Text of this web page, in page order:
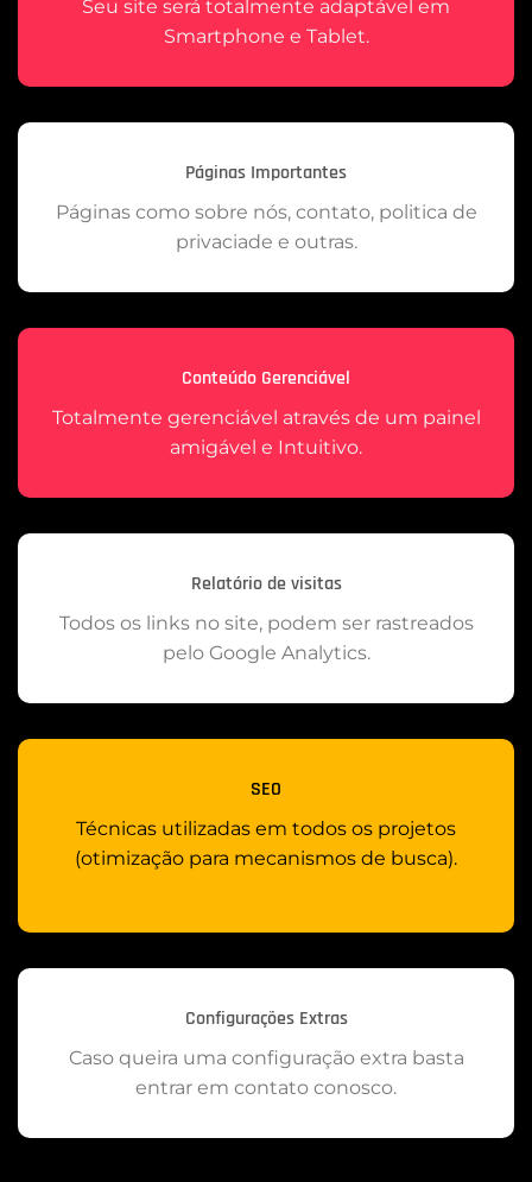
Seu site será totalmente adaptável em
Smartphone e Tablet.
Páginas Importantes
Páginas como sobre nós, contato, politica de
privaciade e outras.
Conteúdo Gerenciável
Totalmente gerenciável através de um painel
amigável e Intuitivo.
Relatório de visitas
Todos os links no site, podem ser rastreados
pelo Google Analytics.
SEO
Técnicas utilizadas em todos os projetos
(otimização para mecanismos de busca).
Configurações Extras
Caso queira uma configuração extra basta
entrar em contato conosco.